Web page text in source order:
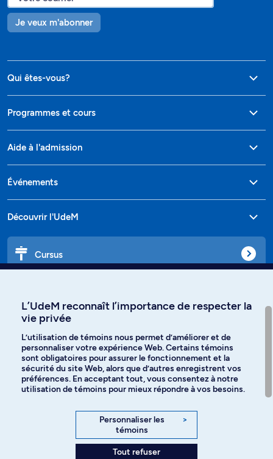
Je veux m'abonner
Qui êtes-vous?
Programmes et cours
Aide à l'admission
Événements
Découvrir l'UdeM
Cursus
Langues
Facebook Instagram
YouTube
L’UdeM reconnaît l’importance de respecter la
vie privée
L’utilisation de témoins nous permet d’améliorer et de
personnaliser votre expérience Web. Certains témoins
sont obligatoires pour assurer le fonctionnement et la
sécurité du site Web, alors que d’autres enregistrent vos
préférences. En acceptant tout, vous consentez à notre
utilisation de témoins pour mieux répondre à vos besoins.
Personnaliser les
témoins
>
Tout refuser